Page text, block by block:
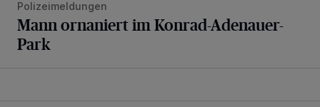
Polizeimeldungen
Mann ornaniert im Konrad-Adenauer-
Park